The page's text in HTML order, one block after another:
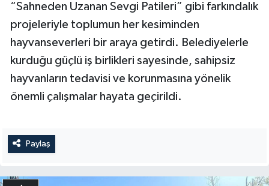
“Sahneden Uzanan Sevgi Patileri” gibi farkındalık
projeleriyle toplumun her kesiminden
hayvanseverleri bir araya getirdi. Belediyelerle
kurduğu güçlü iş birlikleri sayesinde, sahipsiz
hayvanların tedavisi ve korunmasına yönelik
önemli çalışmalar hayata geçirildi.
Paylaş